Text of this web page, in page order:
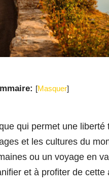
[Masquer]
qui permet une
et les cultures du
ou un voyage en
et à profiter de cette